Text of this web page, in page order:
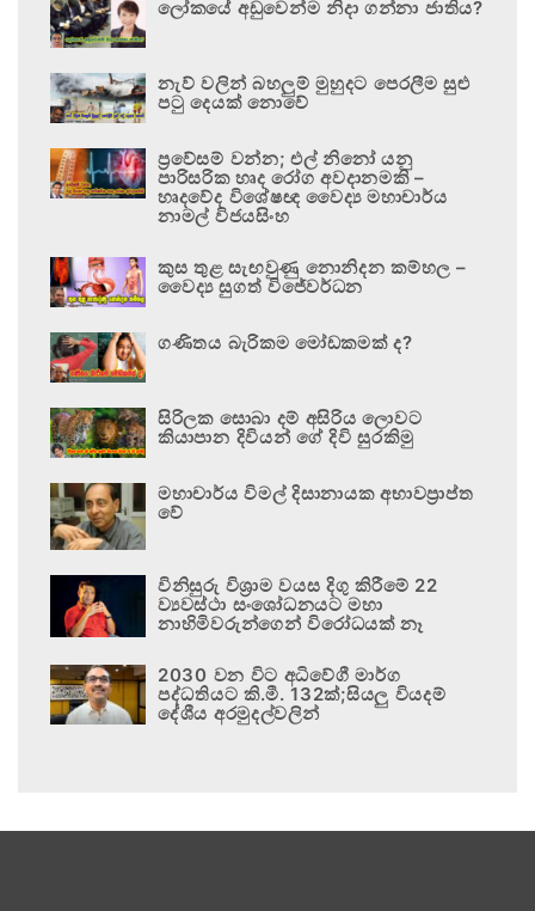
ලෝකයේ අඩුවෙන්ම නිදා ගන්නා ජාතිය?
නැව් වලින් බහලුම් මුහුදට පෙරලීම සුළු
පටු දෙයක් නොවේ
ප්‍රවේසම් වන්න; එල් නිනෝ යනු
පාරිසරික හෘද රෝග අවදානමකි –
හෘදවේද විශේෂඥ වෛද්‍ය මහාචාර්ය
නාමල් විජයසිංහ
කුස තුළ සැඟවුණු නොනිදන කම්හල –
වෛද්‍ය සුගත් විජේවර්ධන
ගණිතය බැරිකම මෝඩකමක් ද?
සිරිලක සොබා දම් අසිරිය ලොවට
කියාපාන දිවියන් ගේ දිවි සුරකිමු
මහාචාර්ය විමල් දිසානායක අභාවප්‍රාප්ත
වේ
විනිසුරු විශ්‍රාම වයස දිගු කිරීමේ 22
ව්‍යවස්ථා සංශෝධනයට මහා
නාහිමිවරුන්ගෙන් විරෝධයක් නෑ
2030 වන විට අධිවේගී මාර්ග
පද්ධතියට කි.මී. 132ක්;සියලු වියදම්
දේශීය අරමුදල්වලින්